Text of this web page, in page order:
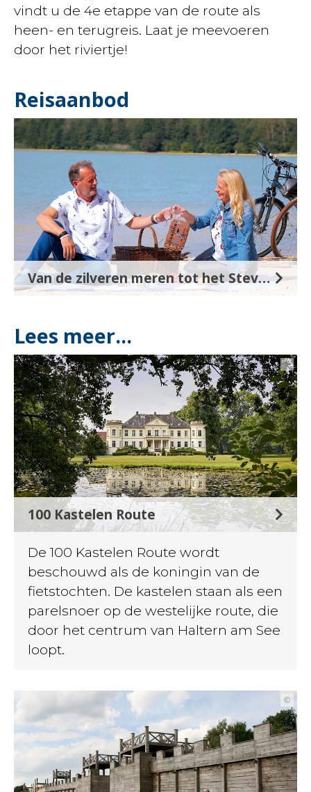
vindt u de 4e etappe van de route als
heen- en terugreis. Laat je meevoeren
door het riviertje!
Reisaanbod
Van de zilveren meren tot het Steverland
Lees meer...
©
100 Kastelen Route
De 100 Kastelen Route wordt
beschouwd als de koningin van de
fietstochten. De kastelen staan als een
parelsnoer op de westelijke route, die
door het centrum van Haltern am See
loopt.
©